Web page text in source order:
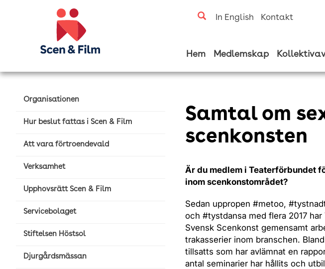
In English Kontakt
Hem Medlemskap
Organisationen
Hur beslut fattas i Scen & Film
Att vara förtroendevald
Verksamhet
Upphovsrätt Scen & Film
Servicebolaget
Stiftelsen Höstsol
Djurgårdsmässan
Samtal om
scenkonsten
Är du medlem i Teaterförbundet
inom scenkonstområdet?
Sedan uppropen #metoo,
och #tystdansa med flera 2017
Svensk Scenkonst gemensamt
trakasserier inom branschen.
tillsatts som har avlämnat en
antal seminarier har hållits och